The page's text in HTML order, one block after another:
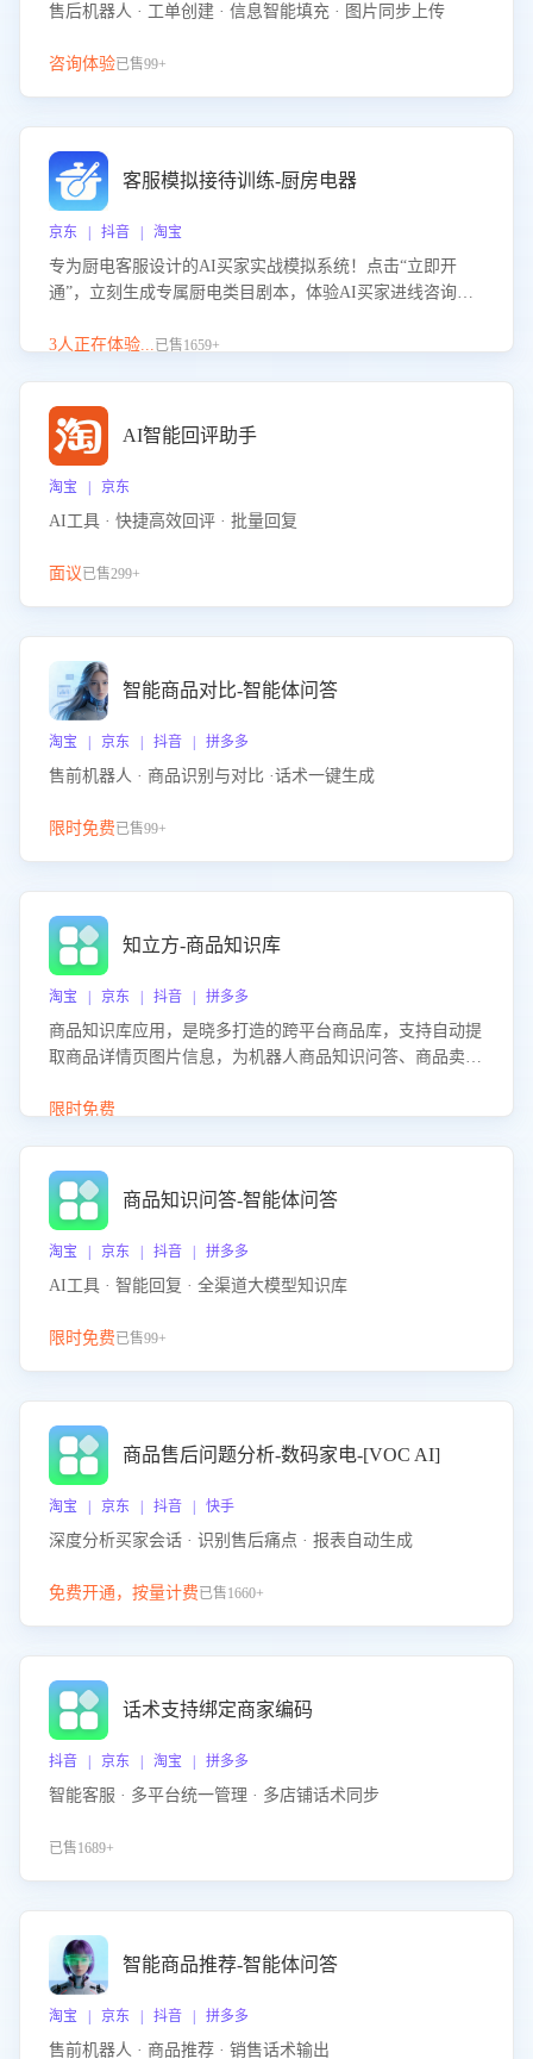
售后机器人 · 工单创建 · 信息智能填充 · 图片同步上传
咨询体验已售99+
客服模拟接待训练-厨房电器
京东 | 抖音 | 淘宝
专为厨电客服设计的AI买家实战模拟系统！点击“立即开
通”，立刻生成专属厨电类目剧本，体验AI买家进线咨询真
实场景应对技巧！
3人正在体验...已售1659+
AI智能回评助手
淘宝 | 京东
AI工具 · 快捷高效回评 · 批量回复
面议已售299+
智能商品对比-智能体问答
淘宝 | 京东 | 抖音 | 拼多多
售前机器人 · 商品识别与对比 ·话术一键生成
限时免费已售99+
知立方-商品知识库
淘宝 | 京东 | 抖音 | 拼多多
商品知识库应用，是晓多打造的跨平台商品库，支持自动提
取商品详情页图片信息，为机器人商品知识问答、商品卖点
限时免费
商品知识问答-智能体问答
淘宝 | 京东 | 抖音 | 拼多多
AI工具 · 智能回复 · 全渠道大模型知识库
限时免费已售99+
商品售后问题分析-数码家电-[VOC AI]
淘宝 | 京东 | 抖音 | 快手
深度分析买家会话 · 识别售后痛点 · 报表自动生成
免费开通，按量计费已售1660+
话术支持绑定商家编码
抖音 | 京东 | 淘宝 | 拼多多
智能客服 · 多平台统一管理 · 多店铺话术同步
已售1689+
智能商品推荐-智能体问答
淘宝 | 京东 | 抖音 | 拼多多
售前机器人 · 商品推荐 · 销售话术输出